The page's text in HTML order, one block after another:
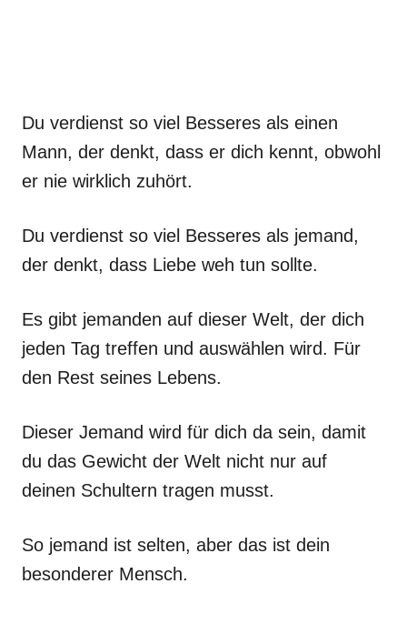
Du verdienst so viel Besseres als einen
Mann, der denkt, dass er dich kennt, obwohl
er nie wirklich zuhört.
Du verdienst so viel Besseres als jemand,
der denkt, dass Liebe weh tun sollte.
Es gibt jemanden auf dieser Welt, der dich
jeden Tag treffen und auswählen wird. Für
den Rest seines Lebens.
Dieser Jemand wird für dich da sein, damit
du das Gewicht der Welt nicht nur auf
deinen Schultern tragen musst.
So jemand ist selten, aber das ist dein
besonderer Mensch.